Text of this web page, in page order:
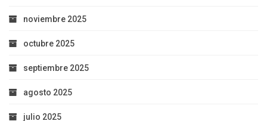
noviembre 2025
octubre 2025
septiembre 2025
agosto 2025
julio 2025